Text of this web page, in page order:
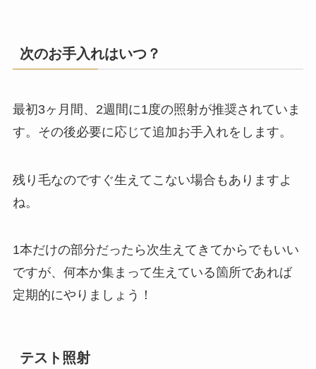
次のお手入れはいつ？
最初3ヶ月間、 2週間に1度の照射が推奨されていま
す。その後必要に応じて追加お手入れをします。
残り毛なのですぐ生えてこない場合もありますよ
ね。
1本だけの部分だったら次生えてきてからでもいい
ですが、何本か集まって生えている箇所であれば
定期的にやりましょう！
テスト照射